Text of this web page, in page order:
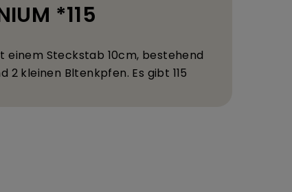
*115
einem Steckstab 10cm, bestehend
2 kleinen Bltenkpfen. Es gibt 115